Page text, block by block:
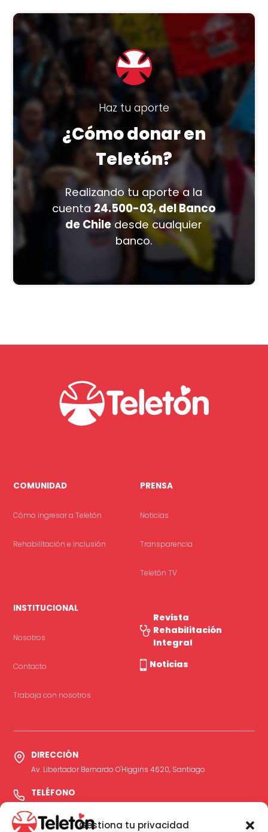
Gestiona tu privacidad
Haz tu aporte
¿Cómo donar en
Teletón?
Realizando tu aporte a la
cuenta 24.500-03, del Banco
de Chile desde cualquier
banco.
COMUNIDAD
Cómo ingresar a Teletón
Rehabilitación e inclusión
PRENSA
Noticias
Transparencia
Teletón TV
INSTITUCIONAL
Nosotros
Contacto
Trabaja con nosotros
Revista
Rehabilitación
Integral
Noticias
DIRECCIÓN
Av. Libertador Bernardo O'Higgins 4620, Santiago
TELÉFONO
600 24500 03
Opción 1 → Servicio Orientación Médica Telefónica para